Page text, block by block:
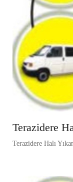
Terazidere
Terazidere Halı